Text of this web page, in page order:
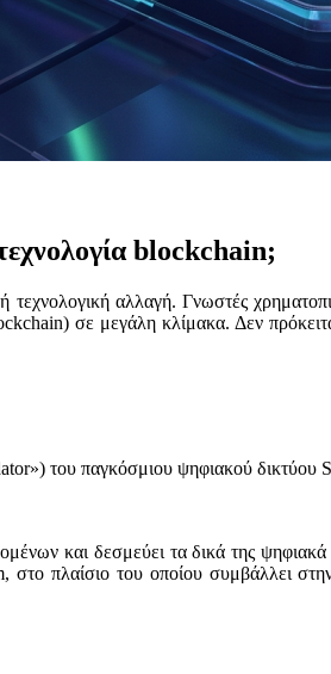
blockchain;
αλλαγή. Γνωστές
σε μεγάλη κλίμακα. Δεν
του παγκόσμιου ψηφιακού δικτύου
και δεσμεύει τα δικά της
πλαίσιο του οποίου συμβάλλει